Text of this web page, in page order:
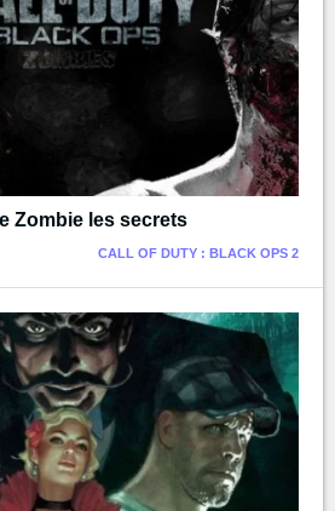
Zombie les secrets
CALL OF DUTY : BLACK OPS 2